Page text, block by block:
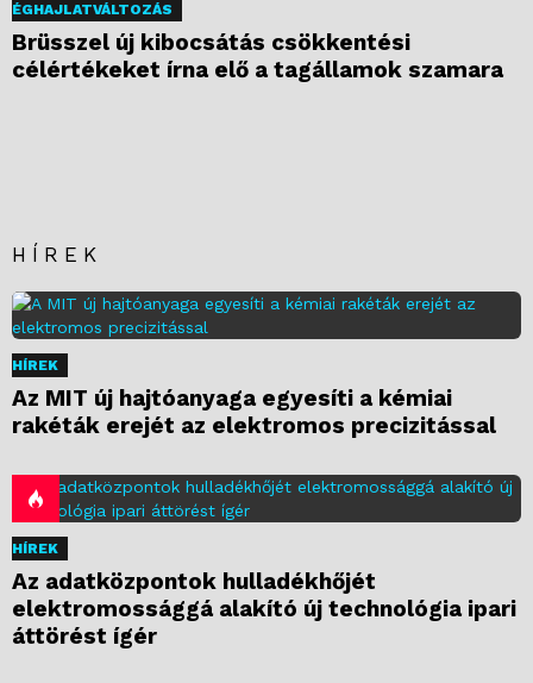
ÉGHAJLATVÁLTOZÁS
Brüsszel új kibocsátás csökkentési
célértékeket írna elő a tagállamok szamara
HÍREK
HÍREK
Az MIT új hajtóanyaga egyesíti a kémiai
rakéták erejét az elektromos precizitással
HÍREK
Az adatközpontok hulladékhőjét
elektromossággá alakító új technológia ipari
áttörést ígér